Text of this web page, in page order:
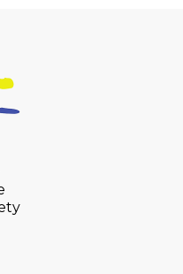
常練習 - 7月23日
練習 - 7月16日
公里分享暨香港傷健共
宴】
練習 - 7月9日（19:00